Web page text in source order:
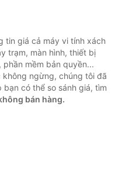
tin giá cả máy vi tính xách
trạm, màn hình, thiết bị
mềm bản quyền...
không ngừng, chúng tôi đã
có thể so sánh giá, tìm
bán hàng.